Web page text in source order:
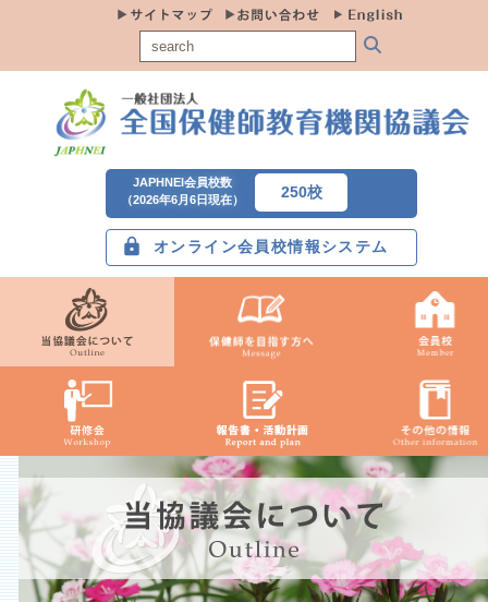
JAPHNEI会員校数
（2026年6月6日現在）
250校
オンライン会員校情報システム